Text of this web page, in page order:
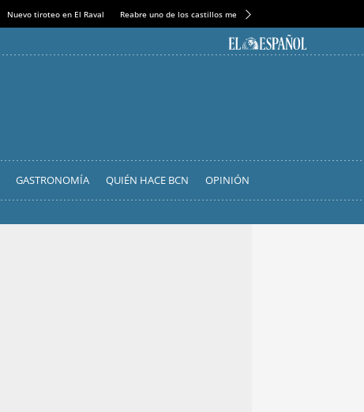
Nuevo tiroteo en El Raval Reabre uno de los castillos medievales más espectaculares
GASTRONOMÍA QUIÉN HACE BCN OPINIÓN